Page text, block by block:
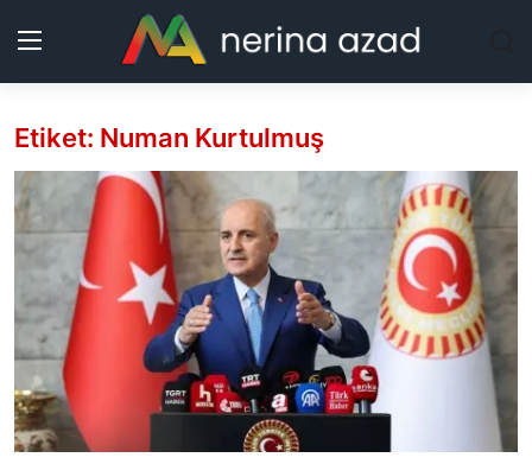
Kurdistan
Herêm
Jîyan
Rojev
Lêkolîn
Nerin
Etiket: Numan Kurtulmuş